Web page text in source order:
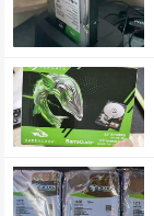
H20显卡(131)
GPU服务器(130)